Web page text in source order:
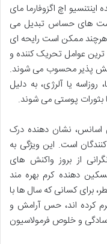
اچ اگزوفارما مای
پوست های حساس تبدیل می
ممکن است رایحه ای
ترین عوامل تحریک کننده و
پذیر محسوب می شوند.
یا آلرژی، به دلیل
بثورات پوستی می شوند.
اسانس، نشان دهنده درک
است. این ویژگی به
از بروز واکنش های
دهنده کرم بهره مند
برای کسانی که سال ها با
کرده اند، حس آرامش و
سادگی و خلوص فرمولاسیون